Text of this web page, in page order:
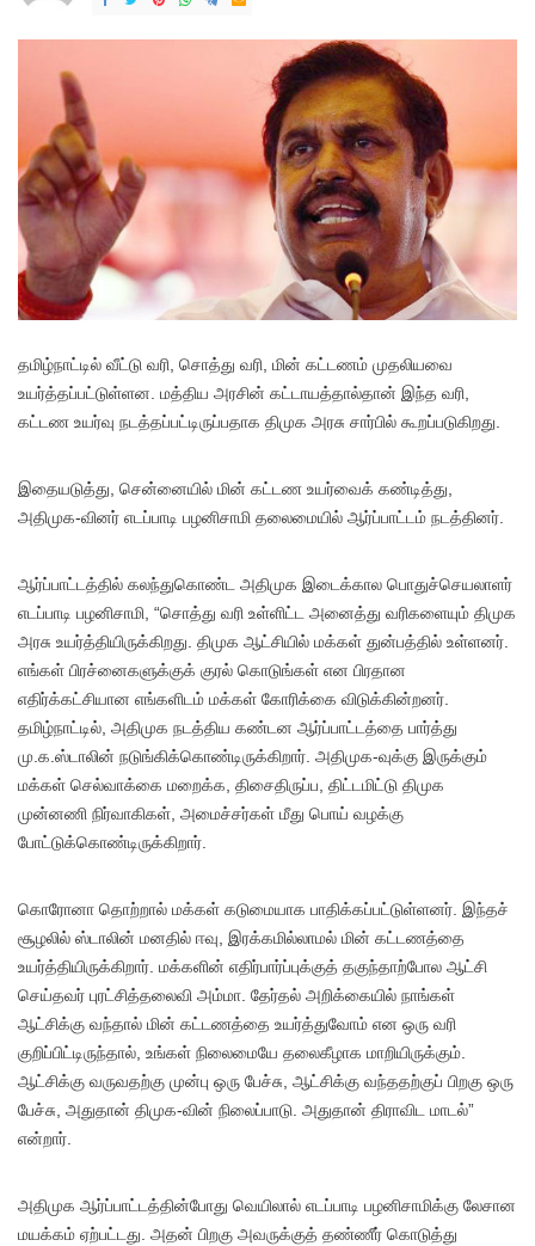
தமிழ்நாட்டில் வீட்டு வரி, சொத்து வரி, மின் கட்டணம் முதலியவை
உயர்த்தப்பட்டுள்ளன. மத்திய அரசின் கட்டாயத்தால்தான் இந்த வரி,
கட்டண உயர்வு நடத்தப்பட்டிருப்பதாக திமுக அரசு சார்பில் கூறப்படுகிறது.
இதையடுத்து, சென்னையில் மின் கட்டண உயர்வைக் கண்டித்து,
அதிமுக-வினர் எடப்பாடி பழனிசாமி தலைமையில் ஆர்ப்பாட்டம் நடத்தினர்.
ஆர்ப்பாட்டத்தில் கலந்துகொண்ட அதிமுக இடைக்கால பொதுச்செயலாளர்
எடப்பாடி பழனிசாமி, “சொத்து வரி உள்ளிட்ட அனைத்து வரிகளையும் திமுக
அரசு உயர்த்தியிருக்கிறது. திமுக ஆட்சியில் மக்கள் துன்பத்தில் உள்ளனர்.
எங்கள் பிரச்னைகளுக்குக் குரல் கொடுங்கள் என பிரதான
எதிர்க்கட்சியான எங்களிடம் மக்கள் கோரிக்கை விடுக்கின்றனர்.
தமிழ்நாட்டில், அதிமுக நடத்திய கண்டன ஆர்ப்பாட்டத்தை பார்த்து
மு.க.ஸ்டாலின் நடுங்கிக்கொண்டிருக்கிறார். அதிமுக-வுக்கு இருக்கும்
மக்கள் செல்வாக்கை மறைக்க, திசைதிருப்ப, திட்டமிட்டு திமுக
முன்னணி நிர்வாகிகள், அமைச்சர்கள் மீது பொய் வழக்கு
போட்டுக்கொண்டிருக்கிறார்.
கொரோனா தொற்றால் மக்கள் கடுமையாக பாதிக்கப்பட்டுள்ளனர். இந்தச்
சூழலில் ஸ்டாலின் மனதில் ஈவு, இரக்கமில்லாமல் மின் கட்டணத்தை
உயர்த்தியிருக்கிறார். மக்களின் எதிர்பார்ப்புக்குத் தகுந்தாற்போல ஆட்சி
செய்தவர் புரட்சித்தலைவி அம்மா. தேர்தல் அறிக்கையில் நாங்கள்
ஆட்சிக்கு வந்தால் மின் கட்டணத்தை உயர்த்துவோம் என ஒரு வரி
குறிப்பிட்டிருந்தால், உங்கள் நிலைமையே தலைகீழாக மாறியிருக்கும்.
ஆட்சிக்கு வருவதற்கு முன்பு ஒரு பேச்சு, ஆட்சிக்கு வந்ததற்குப் பிறகு ஒரு
பேச்சு, அதுதான் திமுக-வின் நிலைப்பாடு. அதுதான் திராவிட மாடல்”
என்றார்.
அதிமுக ஆர்ப்பாட்டத்தின்போது வெயிலால் எடப்பாடி பழனிசாமிக்கு லேசான
மயக்கம் ஏற்பட்டது. அதன் பிறகு அவருக்குத் தண்ணீர் கொடுத்து